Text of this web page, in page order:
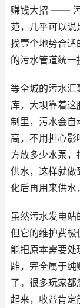
赚钱大招 —— 污
范，几乎可以
找壹个地势合适
的污水管道统一
等全城的污水汇
库，大坝靠着
制里，污水会自
高，不用担心
方放多少水泵
供水，这样就做
化后再用来供水
虽然污水发电站
但它的维护费极
能把原本需要
雕，完全属于
了。很多玩家都
起来，收益肯定